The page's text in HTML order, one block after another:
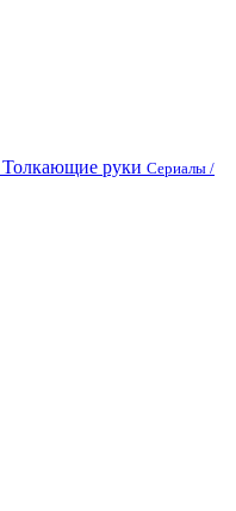
Толкающие руки Сериалы /